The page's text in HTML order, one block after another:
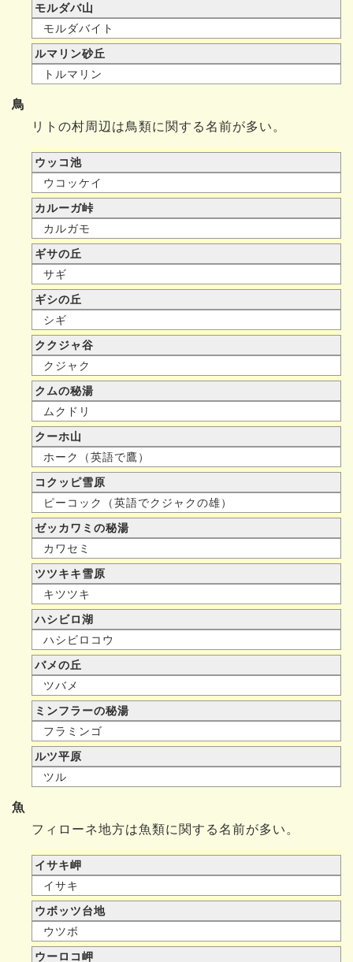
モルダバ山
モルダバイト
ルマリン砂丘
トルマリン
鳥
リトの村周辺は鳥類に関する名前が多い。
ウッコ池
ウコッケイ
カルーガ峠
カルガモ
ギサの丘
サギ
ギシの丘
シギ
ククジャ谷
クジャク
クムの秘湯
ムクドリ
クーホ山
ホーク（英語で鷹）
コクッピ雪原
ピーコック（英語でクジャクの雄）
ゼッカワミの秘湯
カワセミ
ツツキキ雪原
キツツキ
ハシビロ湖
ハシビロコウ
バメの丘
ツバメ
ミンフラーの秘湯
フラミンゴ
ルツ平原
ツル
魚
フィローネ地方は魚類に関する名前が多い。
イサキ岬
イサキ
ウボッツ台地
ウツボ
ウーロコ岬